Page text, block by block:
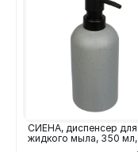
СИЕНА, диспенсер для
жидкого мыла, 350 мл,